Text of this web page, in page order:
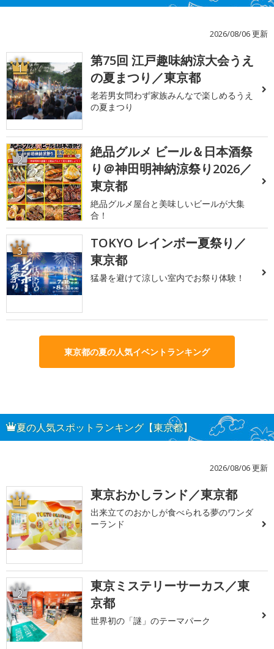
2026/08/06 更新
1
第75回 江戸趣味納涼大会うえ
の夏まつり／東京都
老若男女問わず家族みんなで楽しめるうえ
の夏まつり
2
絶品グルメ ビール＆日本酒祭
り＠神田明神納涼祭り2026／
東京都
絶品グルメ屋台と美味しいビールが大集
合！
3
TOKYO レインボー夏祭り／
東京都
猛暑を避けて涼しい室内でお祭り体験！
東京都の夏の人気イベントランキング
夏の人気スポットランキング【東京都】
2026/08/06 更新
1 東京おかしランド／東京都
出来立てのおかしが食べられる夢のワンダ
ーランド
2
東京ミステリーサーカス／東
京都
世界初の「謎」のテーマパーク